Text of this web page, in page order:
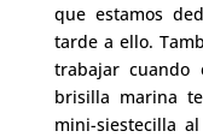
que estamos
tarde a ello.
trabajar
brisilla marina
mini-siestecilla